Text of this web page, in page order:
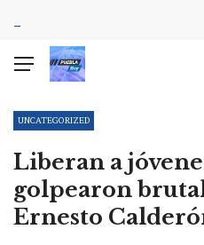
UNCATEGORIZED
Liberan a
golpearon
Ernesto